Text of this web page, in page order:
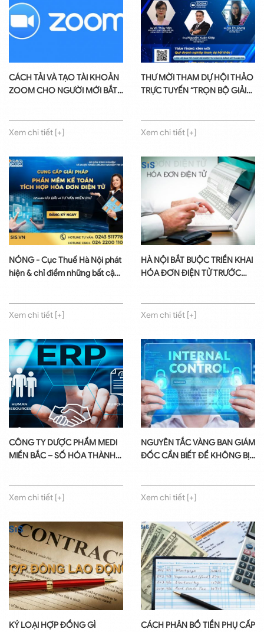
CÁCH TẢI VÀ TẠO TÀI KHOẢN
ZOOM CHO NGƯỜI MỚI BẮT
Xem chi tiết [+]
THƯ MỜI THAM DỰ HỘI THẢO
TRỰC TUYẾN “TRỌN BỘ GIẢI
THƯỜNG MỚI”
Xem chi tiết [+]
NÓNG - Cục Thuế Hà Nội phát
hiện & chỉ điểm những bất cập
thiếu uy tín
Xem chi tiết [+]
HÀ NỘI BẮT BUỘC TRIỂN KHAI
HÓA ĐƠN ĐIỆN TỬ TRƯỚC
Xem chi tiết [+]
CÔNG TY DƯỢC PHẨM MEDI
MIỀN BẮC – SỐ HÓA THÀNH
PHÁP SIS ERP 9.0 PHARMACY
Xem chi tiết [+]
NGUYÊN TẮC VÀNG BAN GIÁM
ĐỐC CẦN BIẾT ĐỂ KHÔNG BỊ
Xem chi tiết [+]
KÝ LOẠI HỢP ĐỒNG GÌ
CÁCH PHÂN BỔ TIỀN PHỤ CẤP